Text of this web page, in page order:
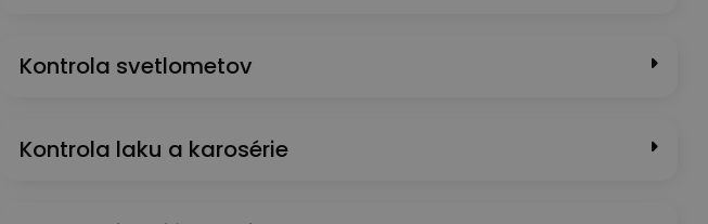
Kontrola svetlometov
Kontrola laku a karosérie